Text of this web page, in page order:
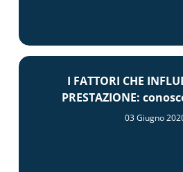
I FATTORI CHE
PRESTAZIONE:
03 Giugno